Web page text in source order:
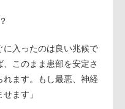
に入ったのは良い兆候で
このまま患部を安定さ
ます。もし最悪、神経
ます」